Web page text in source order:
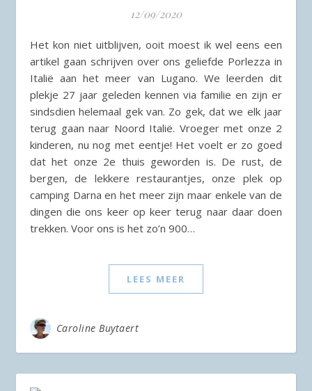
12/09/2020
Het kon niet uitblijven, ooit moest ik wel eens een
artikel gaan schrijven over ons geliefde Porlezza in
Italië aan het meer van Lugano. We leerden dit
plekje 27 jaar geleden kennen via familie en zijn er
sindsdien helemaal gek van. Zo gek, dat we elk jaar
terug gaan naar Noord Italië. Vroeger met onze 2
kinderen, nu nog met eentje! Het voelt er zo goed
dat het onze 2e thuis geworden is. De rust, de
bergen, de lekkere restaurantjes, onze plek op
camping Darna en het meer zijn maar enkele van de
dingen die ons keer op keer terug naar daar doen
trekken. Voor ons is het zo’n 900…
LEES MEER
Caroline Buytaert